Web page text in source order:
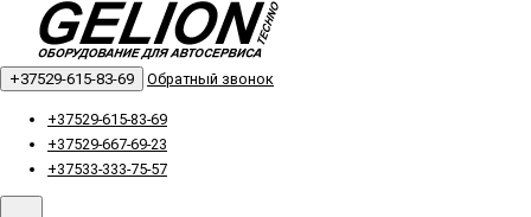
+37529-615-83-69 Обратный звонок
+37529-615-83-69
+37529-667-69-23
+37533-333-75-57